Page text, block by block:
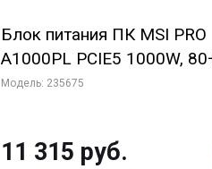
Блок питания ПК MSI PRO
A1000PL PCIE5 1000W,
Platinum, полностью
Модель: 235675
11 315 руб.